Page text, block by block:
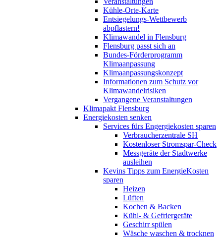
Kühle-Orte-Karte
Entsiegelungs-Wettbewerb
abpflastern!
Klimawandel in Flensburg
Flensburg passt sich an
Bundes-Förderprogramm
Klimaanpassung
Klimaanpassungskonzept
Informationen zum Schutz vor
Klimawandelrisiken
Vergangene Veranstaltungen
Klimapakt Flensburg
Energiekosten senken
Services fürs Engergiekosten sparen
Verbraucherzentrale SH
Kostenloser Stromspar-Check
Messgeräte der Stadtwerke
ausleihen
Kevins Tipps zum EnergieKosten
sparen
Heizen
Lüften
Kochen & Backen
Kühl- & Gefriergeräte
Geschirr spülen
Wäsche waschen & trocknen